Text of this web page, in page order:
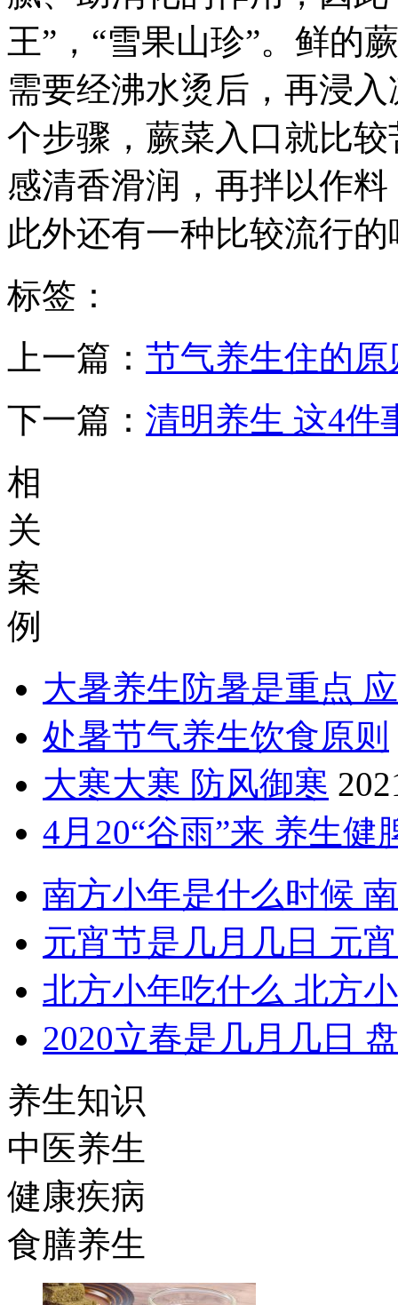
王”，“雪果山珍”。鲜的
需要经沸水烫后，再浸
个步骤，蕨菜入口就比
感清香滑润，再拌以作
此外还有一种比较流行
标签：
上一篇： 节气养生住的原
下一篇： 清明养生 这4件
相
关
案
例
大暑养生防暑是重点
处暑节气养生饮食原则
大寒大寒 防风御寒
4月20“谷雨”来 养生健
南方小年是什么时候
元宵节是几月几日 元
北方小年吃什么 北方
2020立春是几月几日
养生知识
中医养生
健康疾病
食膳养生